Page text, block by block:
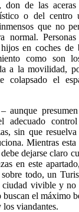
de las aceras
o del centro
que no
normal.
en coches de
como son
a la movilidad,
colapsado el
aunque
adecuado
sin que
Mientras
dejarse claro
en este
todo, un
ciudad vivible y no
buscan el máximo
viandantes.